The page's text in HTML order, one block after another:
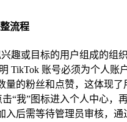
流程
趣或目标的用户组成的
TikTok 账号必须为个人
的粉丝和点赞，这体现
“我”图标进入个人中心，
后需等待管理员审核，